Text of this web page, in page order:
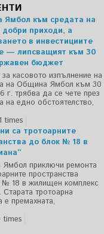
Ямбол към средата на
добри приходи, а
в инвестициите
— липсващият към 30
бюджет
касовото изпълнение на
на Община Ямбол към 30
г. трябва да се чете през
на едно обстоятелство,
times
са тротоарните
до блок № 18 в
приключи ремонта
пространства
18 в жилищен комплекс
Старата тротоарна
е премахната,
times